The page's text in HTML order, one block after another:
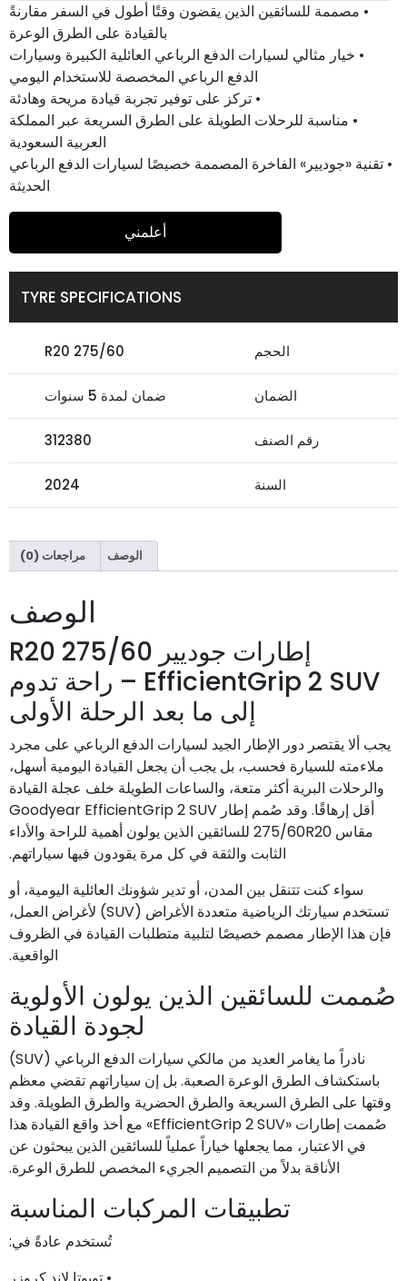
• مصممة للسائقين الذين يقضون وقتًا أطول في السفر مقارنةً
بالقيادة على الطرق الوعرة
• خيار مثالي لسيارات الدفع الرباعي العائلية الكبيرة وسيارات
الدفع الرباعي المخصصة للاستخدام اليومي
• تركز على توفير تجربة قيادة مريحة وهادئة
• مناسبة للرحلات الطويلة على الطرق السريعة عبر المملكة
العربية السعودية
• تقنية «جوديير» الفاخرة المصممة خصيصًا لسيارات الدفع الرباعي
الحديثة
أعلمني
TYRE SPECIFICATIONS
الحجم 275/60 R20
الضمان ضمان لمدة 5 سنوات
رقم الصنف 312380
السنة 2024
الوصف مراجعات (0)
الوصف
إطارات جوديير 275/60 R20
EfficientGrip 2 SUV – راحة تدوم
إلى ما بعد الرحلة الأولى
يجب ألا يقتصر دور الإطار الجيد لسيارات الدفع الرباعي على مجرد
ملاءمته للسيارة فحسب، بل يجب أن يجعل القيادة اليومية أسهل،
والرحلات البرية أكثر متعة، والساعات الطويلة خلف عجلة القيادة
أقل إرهاقًا. وقد صُمم إطار Goodyear EfficientGrip 2 SUV
مقاس 275/60R20 للسائقين الذين يولون أهمية للراحة والأداء
الثابت والثقة في كل مرة يقودون فيها سياراتهم.
سواء كنت تتنقل بين المدن، أو تدير شؤونك العائلية اليومية، أو
تستخدم سيارتك الرياضية متعددة الأغراض (SUV) لأغراض العمل،
فإن هذا الإطار مصمم خصيصًا لتلبية متطلبات القيادة في الظروف
الواقعية.
صُممت للسائقين الذين يولون الأولوية
لجودة القيادة
نادراً ما يغامر العديد من مالكي سيارات الدفع الرباعي (SUV)
باستكشاف الطرق الوعرة الصعبة. بل إن سياراتهم تقضي معظم
وقتها على الطرق السريعة والطرق الحضرية والطرق الطويلة. وقد
صُممت إطارات «EfficientGrip 2 SUV» مع أخذ واقع القيادة هذا
في الاعتبار، مما يجعلها خياراً عملياً للسائقين الذين يبحثون عن
الأناقة بدلاً من التصميم الجريء المخصص للطرق الوعرة.
تطبيقات المركبات المناسبة
تُستخدم عادةً في: